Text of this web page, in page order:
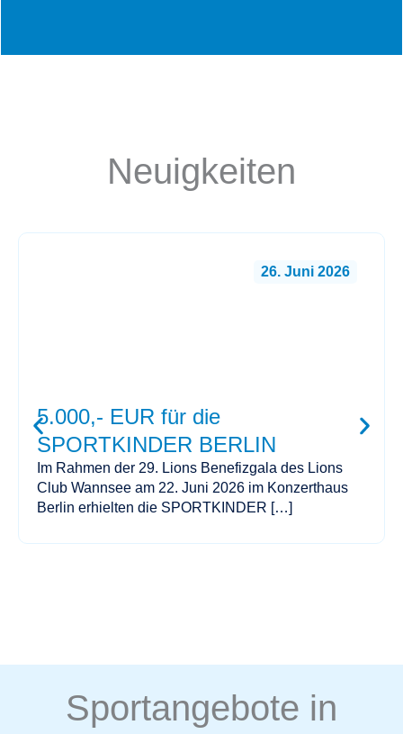
Neuigkeiten
26. Juni 2026
5.000,- EUR für die
SPORTKINDER BERLIN
Im Rahmen der 29. Lions Benefizgala des Lions
Club Wannsee am 22. Juni 2026 im Konzerthaus
Berlin erhielten die SPORTKINDER […]
Sportangebote in